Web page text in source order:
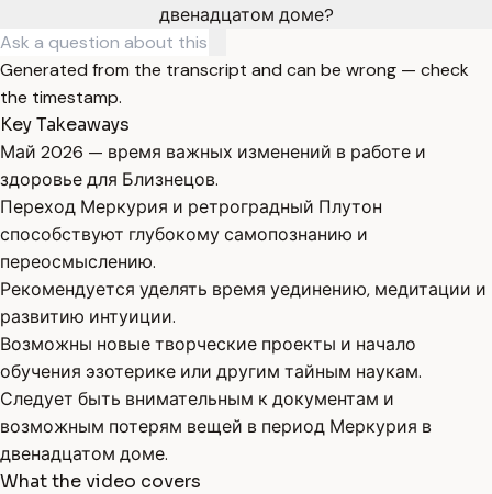
двенадцатом доме?
Generated from the transcript and can be wrong — check
the timestamp.
Key Takeaways
Май 2026 — время важных изменений в работе и
здоровье для Близнецов.
Переход Меркурия и ретроградный Плутон
способствуют глубокому самопознанию и
переосмыслению.
Рекомендуется уделять время уединению, медитации и
развитию интуиции.
Возможны новые творческие проекты и начало
обучения эзотерике или другим тайным наукам.
Следует быть внимательным к документам и
возможным потерям вещей в период Меркурия в
двенадцатом доме.
What the video covers